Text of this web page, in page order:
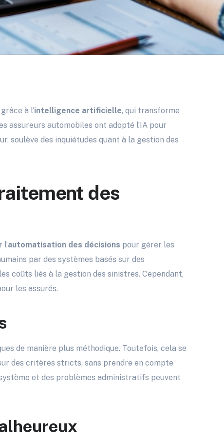
à l’intelligence artificielle, qui transforme
assureurs automobiles ont adopté l’IA pour
soulève des inquiétudes quant à la gestion des
des
automatisation des décisions pour gérer les
par des systèmes basés sur des
coûts liés à la gestion des sinistres. Cependant,
les assurés.
de manière plus méthodique. Toutefois, cela se
des critères stricts, sans prendre en compte
et des problèmes administratifs peuvent